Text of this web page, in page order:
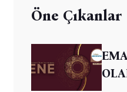
Öne Çıkanlar